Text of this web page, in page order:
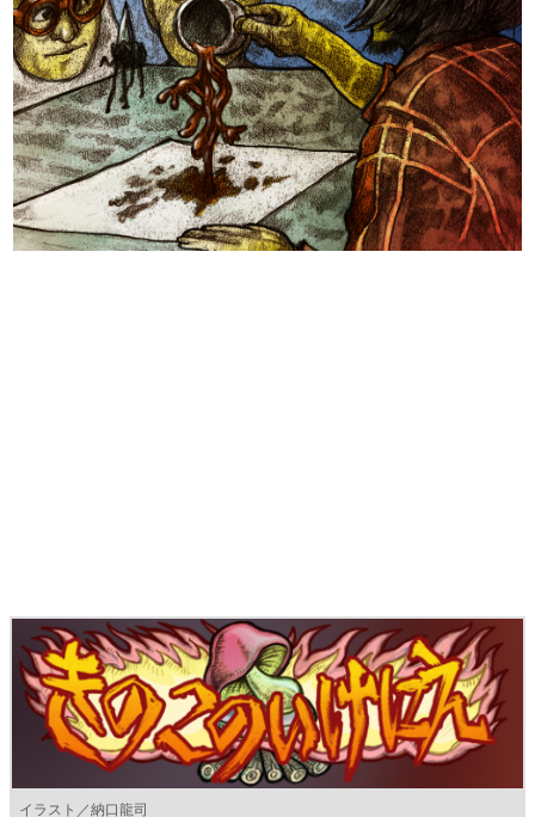
日本モバイルゲーム産業史
日本のモバイルゲーム史における主要なトピック・タイト
ルを網羅するほか、開発者へのインタビューや識者による
解説を掲載。約20年の歴史が一望できる決定版！
若ゲのいたり〜ゲームクリエイターの青春〜
『うつヌケ』『ペンと箸』等で知られるマンガ家・田中圭
一先生によるゲーム業界レポートマンガです。
なんでゲームは面白い？
ゲーム開発者・hamatsu氏がゲームの魅力を画面や操作の
具体的な形から解き明かしていく、硬派で骨太な評論連載
その他
電ファミニコゲーマーとは？
運営：株式会社マレ
イラスト／納口龍司